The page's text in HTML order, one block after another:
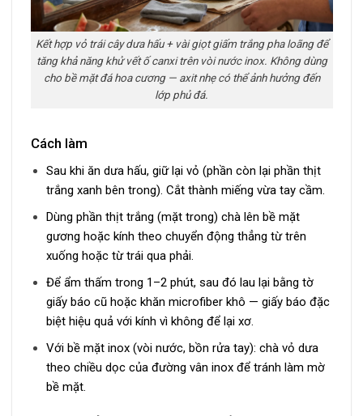
Kết hợp vỏ trái cây dưa hấu + vài giọt giấm trắng pha loãng để
tăng khả năng khử vết ố canxi trên vòi nước inox. Không dùng
cho bề mặt đá hoa cương — axit nhẹ có thể ảnh hưởng đến
lớp phủ đá.
Cách làm
Sau khi ăn dưa hấu, giữ lại vỏ (phần còn lại phần thịt
trắng xanh bên trong). Cắt thành miếng vừa tay cầm.
Dùng phần thịt trắng (mặt trong) chà lên bề mặt
gương hoặc kính theo chuyển động thẳng từ trên
xuống hoặc từ trái qua phải.
Để ẩm thấm trong 1–2 phút, sau đó lau lại bằng tờ
giấy báo cũ hoặc khăn microfiber khô — giấy báo đặc
biệt hiệu quả với kính vì không để lại xơ.
Với bề mặt inox (vòi nước, bồn rửa tay): chà vỏ dưa
theo chiều dọc của đường vân inox để tránh làm mờ
bề mặt.